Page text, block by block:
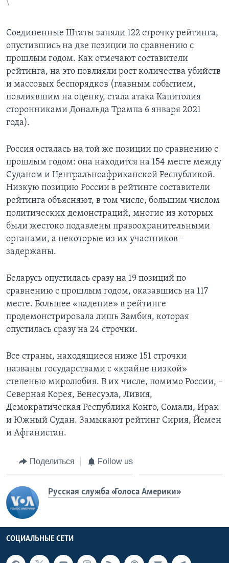
\
Соединенные Штаты заняли 122 строчку рейтинга,
опустившись на две позиции по сравнению с
прошлым годом. Как отмечают составители
рейтинга, на это повлияли рост количества убийств
и массовых беспорядков (главным событием,
повлиявшим на оценку, стала атака Капитолия
сторонниками Дональда Трампа 6 января 2021
года).
Россия осталась на той же позиции по сравнению с
прошлым годом: она находится на 154 месте между
Суданом и Центральноафриканской Республикой.
Низкую позицию России в рейтинге составители
рейтинга объясняют, в том числе, большим числом
политических демонстраций, многие из которых
были жестоко подавлены правоохранительными
органами, а некоторые из их участников –
задержаны.
Беларусь опустилась сразу на 19 позиций по
сравнению с прошлым годом, оказавшись на 117
месте. Большее «падение» в рейтинге
продемонстрировала лишь Замбия, которая
опустилась сразу на 24 строчки.
Все страны, находящиеся ниже 151 строчки
названы государствами с «крайне низкой»
степенью миролюбия. В их числе, помимо России, –
Северная Корея, Венесуэла, Ливия,
Демократическая Республика Конго, Сомали, Ирак
и Южный Судан. Замыкают рейтинг Сирия, Йемен
и Афганистан.
Поделиться Follow us
Русская служба «Голоса Америки»
СОЦИАЛЬНЫЕ СЕТИ